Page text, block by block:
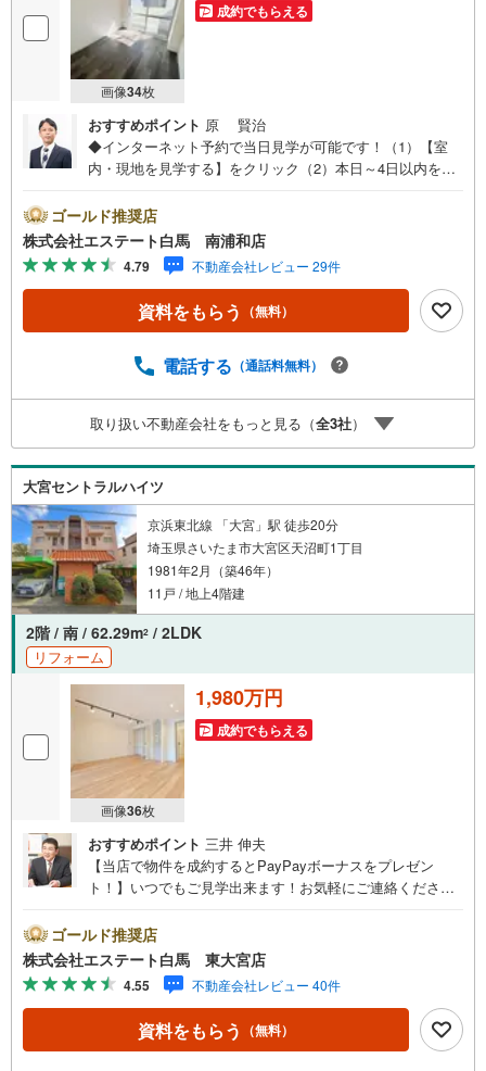
画像34枚
成約でもらえる
おすすめポイント 原 賢治
◆インターネット予約で当日見学が可能です！（1）【室
内・現地を見学する】をクリック（2）本日～4日以内をご
ください。◆10:00～21:00はお電話でのお問い合わせがス
ムーズです。●2025年1月フルリノベーション済●土間収納
付き●さいたま新都心駅徒歩約11分【Yahoo！ 不動産キャ
ンペーン対象店舗です】 当店で物件を成約するとPayPay
ボーナスをプレゼント！◆エステート白馬の5大サポート◆
1.FP相談サポート社外のファイナンシャルプランナーと資
古住宅は半年の設備修理サービスが無料で付帯3.注文住宅
やリフォーム費用をお伝えするなどの無料サービス5.お引
渡し後もしっかりサポートCSサポート室がお引渡し後のお
悩みもしっかりサポートします
ゴールド推奨店
株式会社エステート白馬 南浦和店
4.79 不動産会社レビュー 29件
資料をもらう （無料）
電話する （通話料無料）
取り扱い不動産会社をもっと見る（全3社）
大宮セントラルハイツ
京浜東北線 「大宮」駅 徒歩20分
埼玉県さいたま市大宮区天沼町1丁目
1981年2月（築46年）
11戸 / 地上4階建
2階 / 南 / 62.29m2 / 2LDK
リフォーム
画像36枚
1,980万円
成約でもらえる
おすすめポイント 三井 伸夫
【当店で物件を成約するとPayPayボーナスをプレゼン
ト！】いつでもご見学出来ます！お気軽にご連絡くださ
来店しやすい店舗です。お気軽にお立ち寄り下さい。～人
気のリモート見学・リモート相談サービス～・小さいお子
様や家事で外出できない、天気が悪く外出したくない時・L
INEやZOOMなど無料のアプリですぐにご利用いただけま
す・リモート見学はスタッフがご興味ある物件の現地から
映像をお届けします・写真では伝わりにくい「空気感」や
ゴールド推奨店
株式会社エステート白馬 東大宮店
4.55 不動産会社レビュー 40件
資料をもらう （無料）